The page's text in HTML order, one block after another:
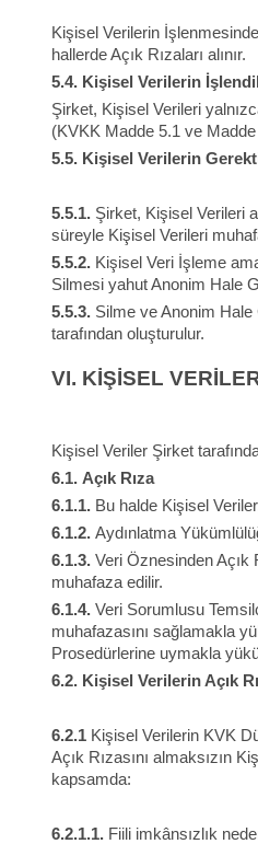
Kişisel Verilerin
hallerde Açık Rızaları alınır.
5.4. Kişisel Verilerin
Şirket, Kişisel Verileri
(KVKK Madde 5.1 ve
5.5. Kişisel Verilerin
5.5.1. Şirket, Kişisel Verileri
süreyle Kişisel Verileri
5.5.2. Kişisel Veri İşleme
Silmesi yahut Anonim Hale
5.5.3. Silme ve Anonim
tarafından oluşturulur.
VI. KİŞİSEL
Kişisel Veriler Şirket
6.1. Açık Rıza
6.1.1. Bu halde Kişisel
6.1.2. Aydınlatma
6.1.3. Veri Öznesinden Açık
muhafaza edilir.
6.1.4. Veri Sorumlusu
muhafazasını sağlamakla
Prosedürlerine uymakla
6.2. Kişisel Verilerin Açık
6.2.1 Kişisel Verilerin KVK
Açık Rızasını almaksızın
kapsamda:
6.2.1.1. Fiili imkânsızlık